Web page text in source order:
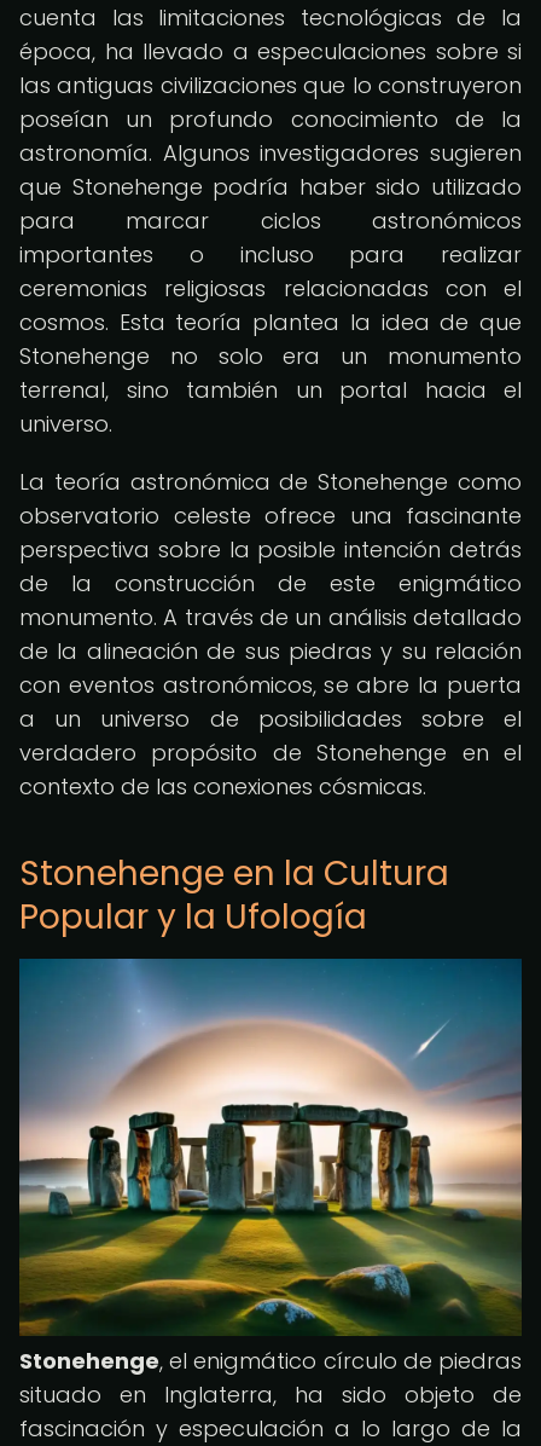
cuenta las limitaciones tecnológicas de la
época, ha llevado a especulaciones sobre si
las antiguas civilizaciones que lo construyeron
poseían un profundo conocimiento de la
astronomía. Algunos investigadores sugieren
que Stonehenge podría haber sido utilizado
para marcar ciclos astronómicos
importantes o incluso para realizar
ceremonias religiosas relacionadas con el
cosmos. Esta teoría plantea la idea de que
Stonehenge no solo era un monumento
terrenal, sino también un portal hacia el
universo.
La teoría astronómica de Stonehenge como
observatorio celeste ofrece una fascinante
perspectiva sobre la posible intención detrás
de la construcción de este enigmático
monumento. A través de un análisis detallado
de la alineación de sus piedras y su relación
con eventos astronómicos, se abre la puerta
a un universo de posibilidades sobre el
verdadero propósito de Stonehenge en el
contexto de las conexiones cósmicas.
Stonehenge en la Cultura
Popular y la Ufología
Stonehenge, el enigmático círculo de piedras
situado en Inglaterra, ha sido objeto de
fascinación y especulación a lo largo de la